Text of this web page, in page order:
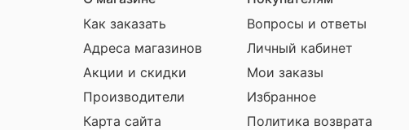
Как заказать
Адреса магазинов
Акции и скидки
Производители
Карта сайта
Вопросы и ответы
Личный кабинет
Мои заказы
Избранное
Политика возврата